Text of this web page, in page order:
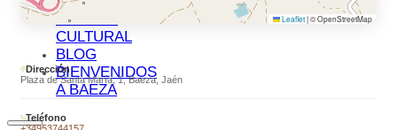
AGENDA
CULTURAL
BLOG
BIENVENIDOS
A BAEZA
Leaflet|© OpenStreetMap
Dirección
Plaza de Santa María, 1, Baeza, Jaén
Teléfono